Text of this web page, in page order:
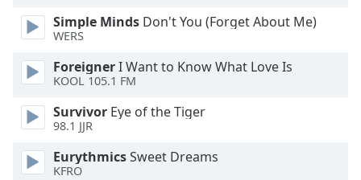
Area
Background
Color
Simple Minds Don't You (Forget About Me)
WERS
ForeignerI Want to Know What Love Is
KOOL 105.1 FM
Survivor Eye of the Tiger
98.1 JJR
EurythmicsSweet Dreams
KFRO